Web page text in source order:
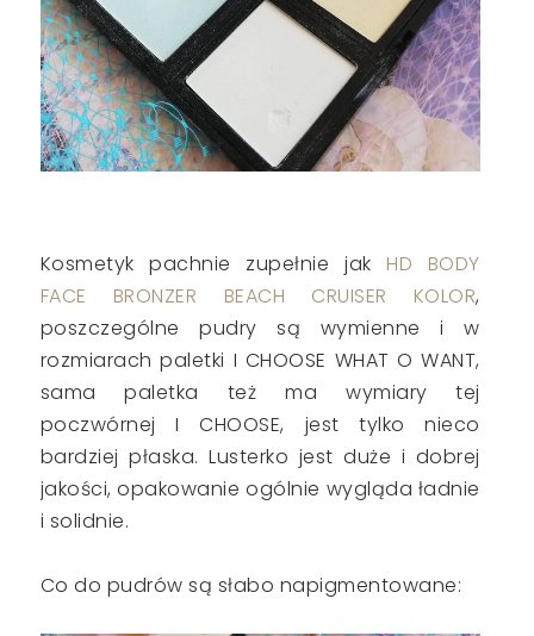
Kosmetyk pachnie zupełnie jak HD BODY
FACE BRONZER BEACH CRUISER KOLOR,
poszczególne pudry są wymienne i w
rozmiarach paletki I CHOOSE WHAT O WANT,
sama paletka też ma wymiary tej
poczwórnej I CHOOSE, jest tylko nieco
bardziej płaska. Lusterko jest duże i dobrej
jakości, opakowanie ogólnie wygląda ładnie
i solidnie.
Co do pudrów są słabo napigmentowane: